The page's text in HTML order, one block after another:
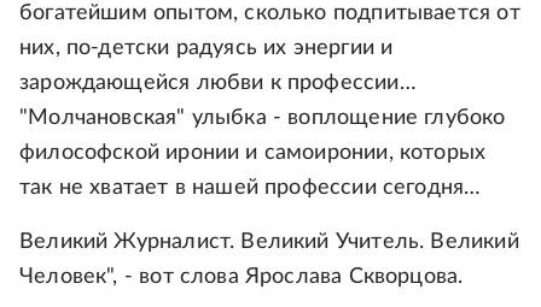
богатейшим опытом, сколько подпитывается от
них, по-детски радуясь их энергии и
зарождающейся любви к профессии…
"Молчановская" улыбка - воплощение глубоко
философской иронии и самоиронии, которых
так не хватает в нашей профессии сегодня…
Великий Журналист. Великий Учитель. Великий
Человек", - вот слова Ярослава Скворцова.